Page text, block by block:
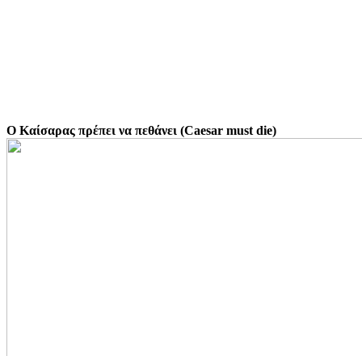
Ο Καίσαρας πρέπει να πεθάνει (Caesar must die)